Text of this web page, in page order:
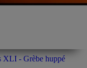
XLI - Grèbe huppé